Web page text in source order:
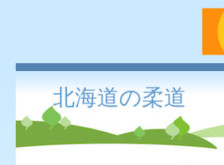
北海道の柔道